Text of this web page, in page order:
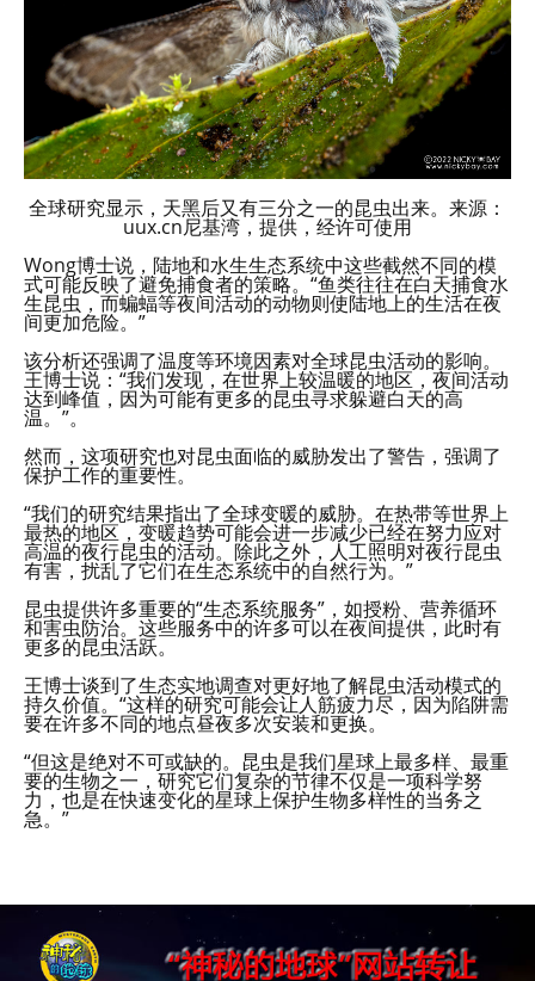
全球研究显示，天黑后又有三分之一的昆虫出来。来源：
uux.cn尼基湾，提供，经许可使用
Wong博士说，陆地和水生生态系统中这些截然不同的模
式可能反映了避免捕食者的策略。“鱼类往往在白天捕食水
生昆虫，而蝙蝠等夜间活动的动物则使陆地上的生活在夜
间更加危险。”
该分析还强调了温度等环境因素对全球昆虫活动的影响。
王博士说：“我们发现，在世界上较温暖的地区，夜间活动
达到峰值，因为可能有更多的昆虫寻求躲避白天的高
温。”。
然而，这项研究也对昆虫面临的威胁发出了警告，强调了
保护工作的重要性。
“我们的研究结果指出了全球变暖的威胁。在热带等世界上
最热的地区，变暖趋势可能会进一步减少已经在努力应对
高温的夜行昆虫的活动。除此之外，人工照明对夜行昆虫
有害，扰乱了它们在生态系统中的自然行为。”
昆虫提供许多重要的“生态系统服务”，如授粉、营养循环
和害虫防治。这些服务中的许多可以在夜间提供，此时有
更多的昆虫活跃。
王博士谈到了生态实地调查对更好地了解昆虫活动模式的
持久价值。“这样的研究可能会让人筋疲力尽，因为陷阱需
要在许多不同的地点昼夜多次安装和更换。
“但这是绝对不可或缺的。昆虫是我们星球上最多样、最重
要的生物之一，研究它们复杂的节律不仅是一项科学努
力，也是在快速变化的星球上保护生物多样性的当务之
急。”